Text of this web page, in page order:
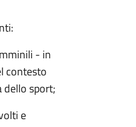
- in
contesto
dello sport;
e